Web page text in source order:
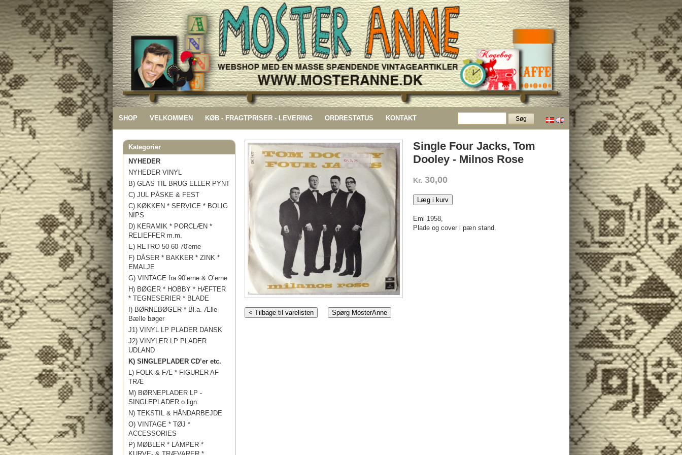
SHOP VELKOMMEN KØB - FRAGTPRISER - LEVERING ORDRESTATUS KONTAKT
Kategorier
NYHEDER
NYHEDER VINYL
B) GLAS TIL BRUG ELLER PYNT
C) JUL PÅSKE & FEST
C) KØKKEN * SERVICE * BOLIG
NIPS
D) KERAMIK * PORCLÆN *
RELIEFFER m.m.
E) RETRO 50 60 70'erne
F) DÅSER * BAKKER * ZINK *
EMALJE
G) VINTAGE fra 90’erne & O’erne
H) BØGER * HOBBY * HÆFTER
* TEGNESERIER * BLADE
I) BØRNEBØGER * Bl.a. Ælle
Bælle bøger
J1) VINYL LP PLADER DANSK
J2) VINYLER LP PLADER
UDLAND
K) SINGLEPLADER CD’er etc.
L) FOLK & FÆ * FIGURER AF
TRÆ
M) BØRNEPLADER LP -
SINGLEPLADER o.lign.
N) TEKSTIL & HÅNDARBEJDE
O) VINTAGE * TØJ *
ACCESSORIES
P) MØBLER * LAMPER *
Single Four Jacks, Tom
Dooley - Milnos Rose
Kr. 30,00
Læg i kurv
Emi 1958,
Plade og cover i pæn stand.
< Tilbage til varelisten Spørg MosterAnne